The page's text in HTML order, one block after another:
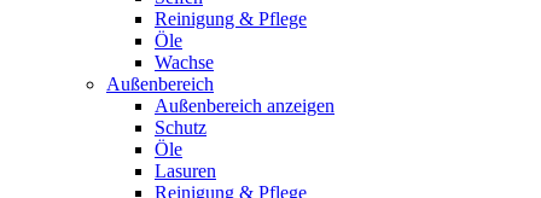
Reinigung & Pflege
Öle
Wachse
Außenbereich
Außenbereich anzeigen
Schutz
Öle
Lasuren
Reinigung & Pflege